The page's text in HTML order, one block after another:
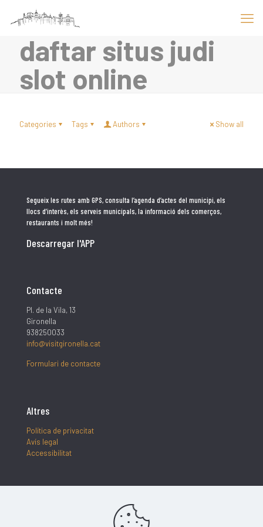
daftar situs judi
slot online
Categories Tags Authors Show all
Segueix les rutes amb GPS, consulta l’agenda d’actes del municipi, els
llocs d’interès, els serveis municipals, la informació dels comerços,
restaurants i molt més!
Descarregar l'APP
Contacte
Pl. de la Vila, 13
Gironella
938250033
info@visitgironella.cat
Formulari de contacte
Altres
Política de privacitat
Avís legal
Accessibilitat
Segueix-nos